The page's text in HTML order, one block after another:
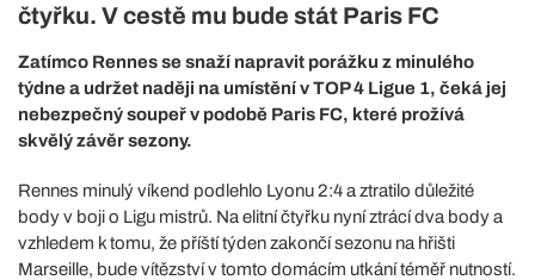
čtyřku. V cestě mu bude stát Paris FC
Zatímco Rennes se snaží napravit porážku z minulého
týdne a udržet naději na umístění v TOP 4 Ligue 1, čeká jej
nebezpečný soupeř v podobě Paris FC, které prožívá
skvělý závěr sezony.
Rennes minulý víkend podlehlo Lyonu 2:4 a ztratilo důležité
body v boji o Ligu mistrů. Na elitní čtyřku nyní ztrácí dva body a
vzhledem k tomu, že příští týden zakončí sezonu na hřišti
Marseille, bude vítězství v tomto domácím utkání téměř nutností.